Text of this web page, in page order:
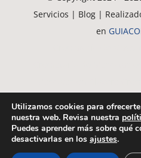
Servicios | Blog |
en
Crematorio de Mascotas
Mascotas
Utilizamos cookies para
nuestra web. Revisa nuestra
Puedes aprender más sobre qué
desactivarlas en los ajustes.